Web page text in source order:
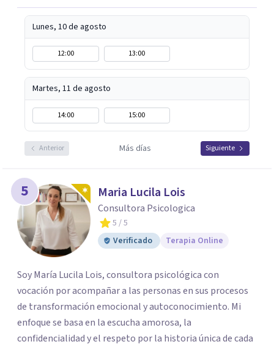
Lunes, 10 de agosto
12:00 13:00
Martes, 11 de agosto
14:00 15:00
Anterior Más días Siguiente
5 Maria Lucila Lois
Consultora Psicologica
5 / 5
Verificado
Terapia Online
Soy María Lucila Lois, consultora psicológica con
vocación por acompañar a las personas en sus procesos
de transformación emocional y autoconocimiento. Mi
enfoque se basa en la escucha amorosa, la
confidencialidad y el respeto por la historia única de cada